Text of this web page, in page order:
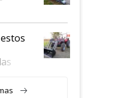
a
última